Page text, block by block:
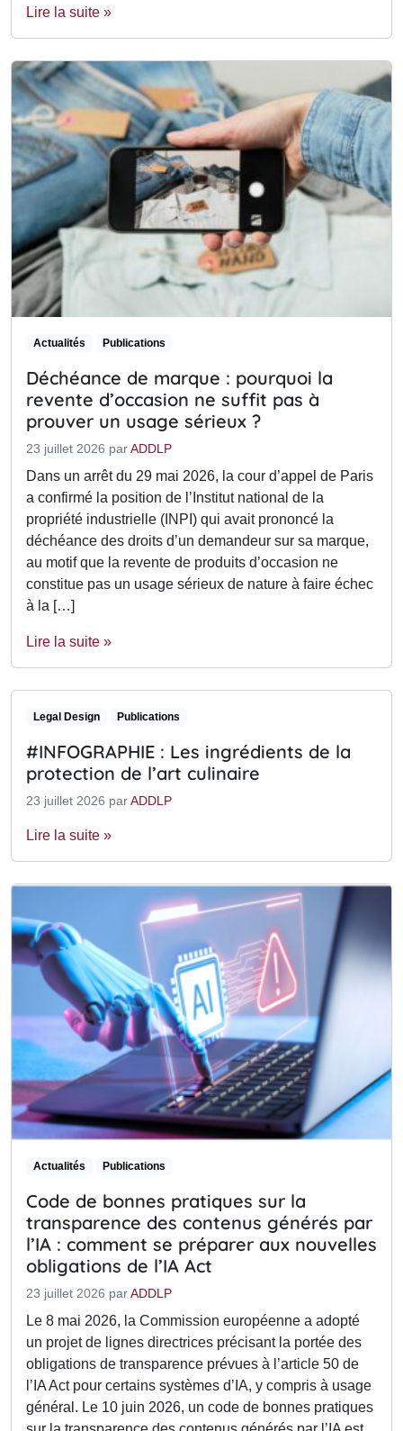
Lire la suite »
Actualités Publications
Déchéance de marque : pourquoi la
revente d’occasion ne suffit pas à
prouver un usage sérieux ?
23 juillet 2026 parADDLP
Dans un arrêt du 29 mai 2026, la cour d’appel de Paris
a confirmé la position de l’Institut national de la
propriété industrielle (INPI) qui avait prononcé la
déchéance des droits d’un demandeur sur sa marque,
au motif que la revente de produits d’occasion ne
constitue pas un usage sérieux de nature à faire échec
à la […]
Lire la suite »
Legal Design Publications
#INFOGRAPHIE : Les ingrédients de la
protection de l’art culinaire
23 juillet 2026 parADDLP
Lire la suite »
Actualités Publications
Code de bonnes pratiques sur la
transparence des contenus générés par
l’IA : comment se préparer aux nouvelles
obligations de l’IA Act
23 juillet 2026 parADDLP
Le 8 mai 2026, la Commission européenne a adopté
un projet de lignes directrices précisant la portée des
obligations de transparence prévues à l’article 50 de
l’IA Act pour certains systèmes d’IA, y compris à usage
général. Le 10 juin 2026, un code de bonnes pratiques